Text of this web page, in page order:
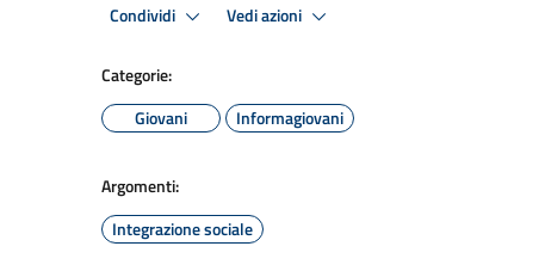
Condividi Vedi azioni
Categorie:
Giovani
Informagiovani
Argomenti:
Integrazione sociale